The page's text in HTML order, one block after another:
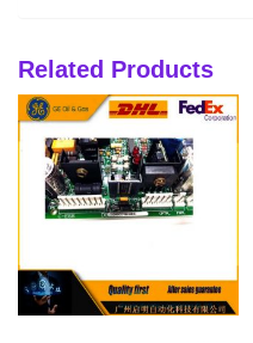
Related Products